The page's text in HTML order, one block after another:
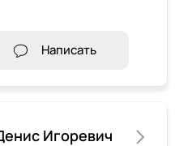
Написать
Игоревич